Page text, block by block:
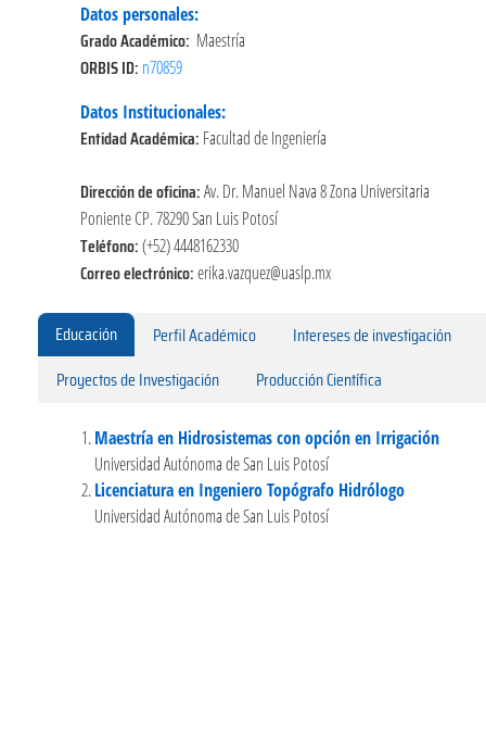
Datos personales:
Grado Académico: Maestría
ORBIS ID: n70859
Datos Institucionales:
Entidad Académica: Facultad de Ingeniería
Dirección de oficina:Av. Dr. Manuel Nava 8 Zona Universitaria
Poniente CP. 78290 San Luis Potosí
Teléfono:(+52) 4448162330
Correo electrónico:erika.vazquez@uaslp.mx
Educación Perfil Académico
Intereses de investigación
Proyectos de Investigación
Producción Científica
Maestría en Hidrosistemas con opción en Irrigación
Universidad Autónoma de San Luis Potosí
Licenciatura en Ingeniero Topógrafo Hidrólogo
Universidad Autónoma de San Luis Potosí